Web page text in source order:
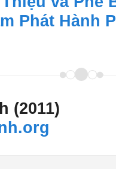
Phát Hành
(2011)